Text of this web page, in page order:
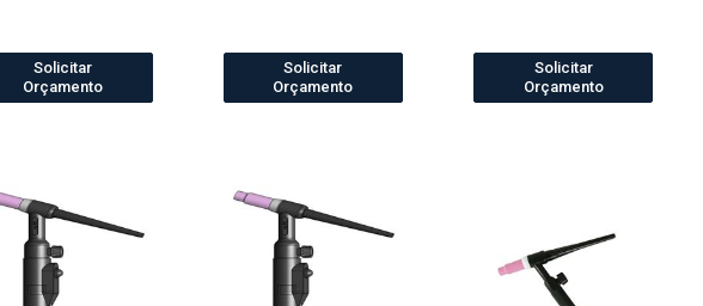
Solicitar
Orçamento
Solicitar
Orçamento
Solicitar
Orçamento